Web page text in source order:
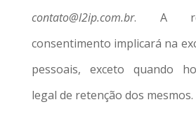
contato@l2ip.com.br. A
consentimento implicará na
pessoais, exceto quando
legal de retenção dos mesmos.